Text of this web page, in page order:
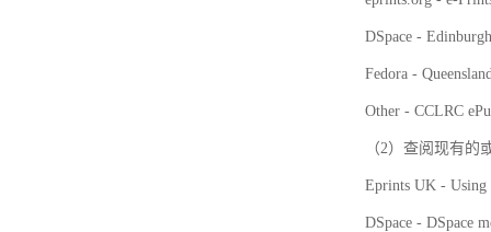
DSpace -
Fedora -
Other - CCLRC
（2）查阅现有
Eprints UK - Using
DSpace - DSpace